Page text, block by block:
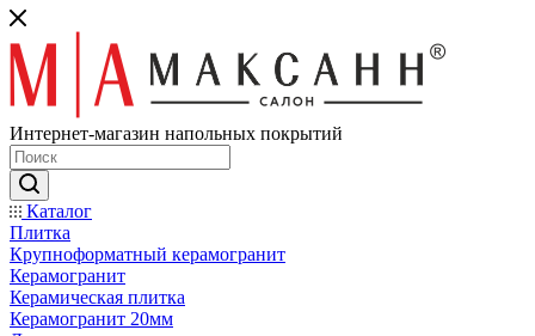
Интернет-магазин напольных покрытий
Каталог
Плитка
Крупноформатный керамогранит
Керамогранит
Керамическая плитка
Керамогранит 20мм